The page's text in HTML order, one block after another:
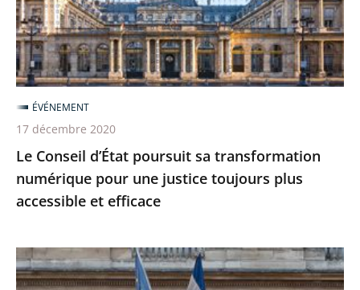
numérique
pour
une
justice
toujours
plus
accessible
et
efficace
Le Conseil d’État poursuit sa transformation
numérique pour une justice toujours plus
accessible et efficace
ÉVÉNEMENT
17 décembre 2020
Ordonnances
de